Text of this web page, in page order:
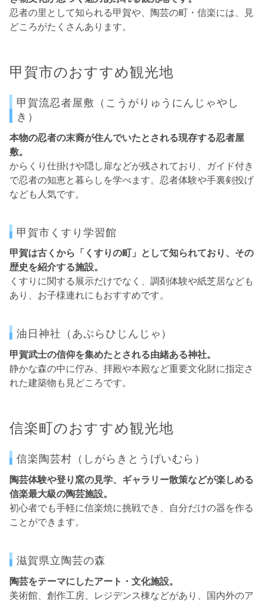
忍者の里として知られる甲賀や、陶芸の町・信楽には、見
どころがたくさんあります。
甲賀市のおすすめ観光地
甲賀流忍者屋敷（こうがりゅうにんじゃやし
き）
本物の忍者の末裔が住んでいたとされる現存する忍者屋
敷。
からくり仕掛けや隠し扉などが残されており、ガイド付き
で忍者の知恵と暮らしを学べます。忍者体験や手裏剣投げ
なども人気です。
甲賀市くすり学習館
甲賀は古くから「くすりの町」として知られており、その
歴史を紹介する施設。
くすりに関する展示だけでなく、調剤体験や紙芝居なども
あり、お子様連れにもおすすめです。
油日神社（あぶらひじんじゃ）
甲賀武士の信仰を集めたとされる由緒ある神社。
静かな森の中に佇み、拝殿や本殿など重要文化財に指定さ
れた建築物も見どころです。
信楽町のおすすめ観光地
信楽陶芸村（しがらきとうげいむら）
陶芸体験や登り窯の見学、ギャラリー散策などが楽しめる
信楽最大級の陶芸施設。
初心者でも手軽に信楽焼に挑戦でき、自分だけの器を作る
ことができます。
滋賀県立陶芸の森
陶芸をテーマにしたアート・文化施設。
美術館、創作工房、レジデンス棟などがあり、国内外のア